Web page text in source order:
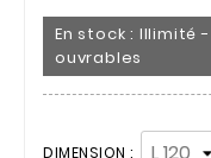
En stock : Illimité
ouvrables
DIMENSION :